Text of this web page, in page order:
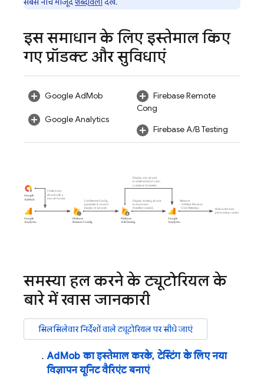
इस समाधान के लिए इस्तेमाल किए
गए प्रॉडक्ट और सुविधाएं
Google AdMob
Google Analytics
Firebase Remote
Config
Firebase A/B Testing
समस्या हल करने के ट्यूटोरियल के
बारे में खास जानकारी
सिलसिलेवार निर्देशों वाले ट्यूटोरियल पर सीधे जाएं
AdMob का इस्तेमाल करके, टेस्टिंग के लिए नया
विज्ञापन यूनिट वैरिएंट बनाएं